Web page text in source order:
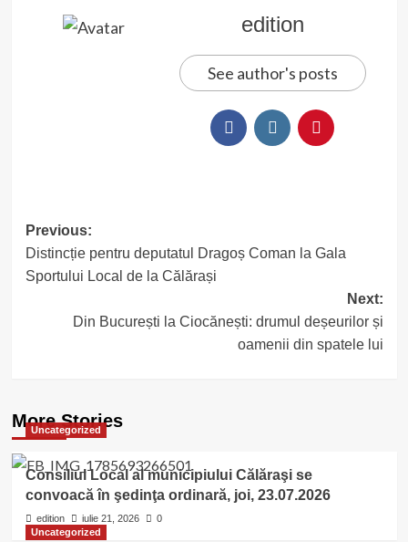
edition
See author's posts
Post
navigation
Previous:
Distincție pentru deputatul Dragoș Coman la Gala
Sportului Local de la Călărași
Next:
Din București la Ciocănești: drumul deșeurilor și
oamenii din spatele lui
More Stories
Uncategorized
Consiliul Local al municipiului Călăraşi se
convoacă în şedinţa ordinară, joi, 23.07.2026
edition iulie 21, 2026
0
Uncategorized